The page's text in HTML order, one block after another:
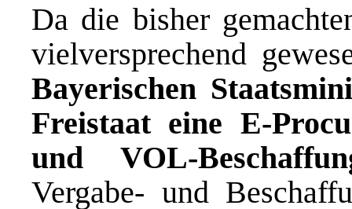
Da die bisher
vielversprechend
Bayerischen
Freistaat eine E-
und VOL-
Vergabe- und